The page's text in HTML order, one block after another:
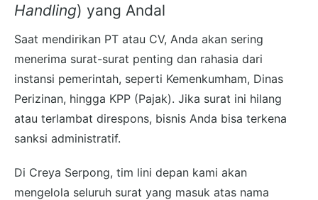
Handling) yang Andal
Saat mendirikan PT atau CV, Anda akan sering
menerima surat-surat penting dan rahasia dari
instansi pemerintah, seperti Kemenkumham, Dinas
Perizinan, hingga KPP (Pajak). Jika surat ini hilang
atau terlambat direspons, bisnis Anda bisa terkena
sanksi administratif.
Di Creya Serpong, tim lini depan kami akan
mengelola seluruh surat yang masuk atas nama